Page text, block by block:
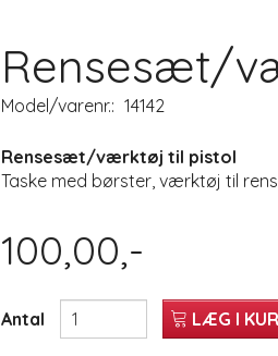
Rensesæt/
Model/varenr.: 14142
Rensesæt/værktøj til pistol
Taske med børster, værktøj til
100,00,-
Antal LÆG I